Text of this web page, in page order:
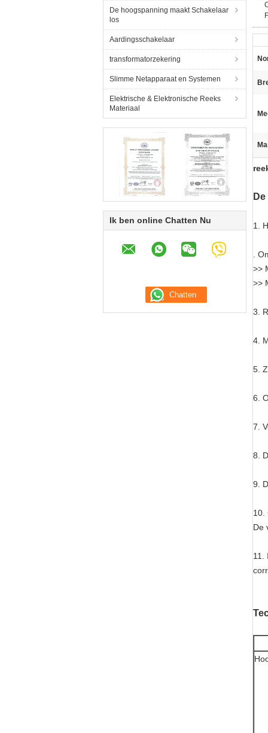
De hoogspanning maakt Schakelaar
los
Aardingsschakelaar
transformatorzekering
Slimme Netapparaat en Systemen
Elektrische & Elektronische Reeks
Materiaal
Ik ben online Chatten Nu
1.
>>
>>
3.
4.
5.
6.
7.
8.
9.
10.
De
11.